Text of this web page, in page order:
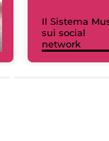
Il Sistema
sui social
network